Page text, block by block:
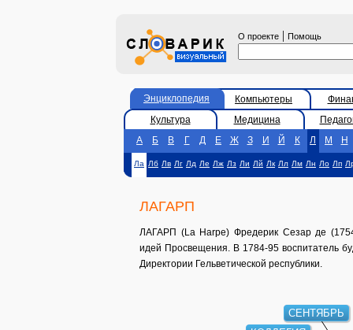
О проекте | Помощь
Энциклопедия Компьютеры
Культура
Медицина
А
Б В Г Д Е Ж З И Й К Л М Н
Ла Лб Лв Лг Лд Ле Лж Лз Ли Лй Лк Лл Лм Лн Ло Лп
ЛАГАРП
ЛАГАРП (La Harpe) Фредерик Сезар де
идей Просвещения. В 1784-95 воспитатель
Директории Гельветической республики.
СЕНТЯБРЬ